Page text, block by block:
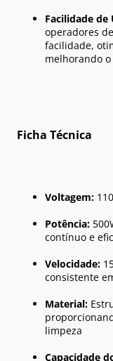
Facilidade de
operadores
facilidade,
melhorando
Ficha Técnica
Voltagem:
Potência:
contínuo e
Velocidade:
consistente
Material:
limpeza
Capacidade